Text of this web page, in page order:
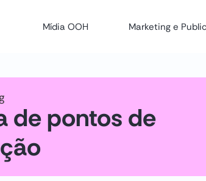
Mídia OOH Marketing e
de pontos de